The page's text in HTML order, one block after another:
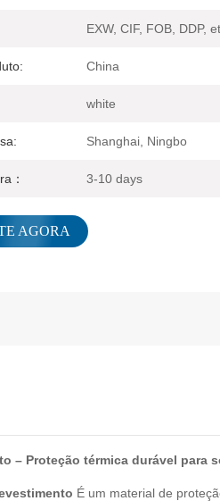
EXW, CIF, FOB, DDP,
China
white
Shanghai, Ningbo
： 3-10 days
AGORA
– Proteção térmica durável para
É um material de